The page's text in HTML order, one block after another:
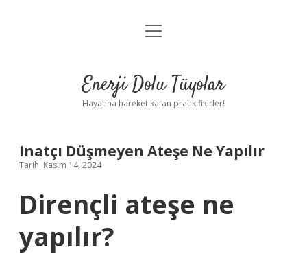
Anasayfa
Yasal Uyarı
menüyü
Enerji Dolu Tüyolar
Hayatına hareket katan pratik fikirler!
Inatçı Düşmeyen Ateşe Ne Yapılır
Tarih: Kasım 14, 2024
Dirençli ateşe ne
yapılır?